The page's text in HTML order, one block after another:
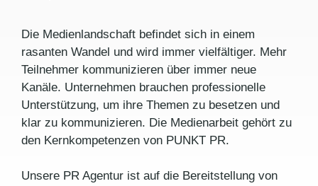
Die Medienlandschaft befindet sich in einem
rasanten Wandel und wird immer vielfältiger. Mehr
Teilnehmer kommunizieren über immer neue
Kanäle. Unternehmen brauchen professionelle
Unterstützung, um ihre Themen zu besetzen und
klar zu kommunizieren. Die Medienarbeit gehört zu
den Kernkompetenzen von PUNKT PR.
Unsere PR Agentur ist auf die Bereitstellung von